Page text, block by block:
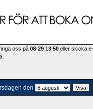
oss på 08-29 13 50 eller skicka
den